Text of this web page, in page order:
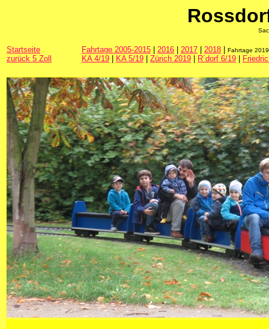
Startseite
zurück 5 Zoll
Fahrtage 2005-2015 2016 2017 2018 Fahrtage
KA 4/19 KA 5/19 Zürich 2019 R´dorf 6/19